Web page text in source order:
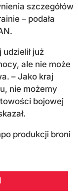
szczegółów
– podała
już
ale nie może
– Jako kraj
nie możemy
bojowej
produkcji broni